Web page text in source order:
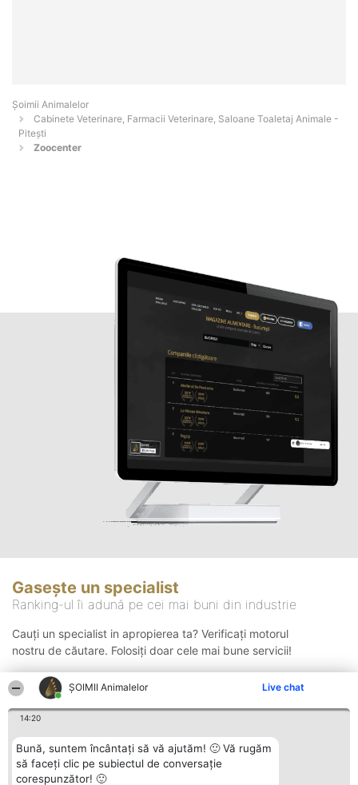
ŞOIMII Animalelor Live chat
14:20
Bună, suntem încântați să vă ajutăm! 🙂 Vă rugăm
să faceți clic pe subiectul de conversație
corespunzător! 🙂
Şoimii Animalelor
Cabinete Veterinare, Farmacii Veterinare, Saloane Toaletaj Animale -
Piteşti
Zoocenter
Gasește un specialist
Ranking-ul îi adună pe cei mai buni din industrie
Cauți un specialist in apropierea ta? Verificați motorul
nostru de căutare. Folosiți doar cele mai bune servicii!